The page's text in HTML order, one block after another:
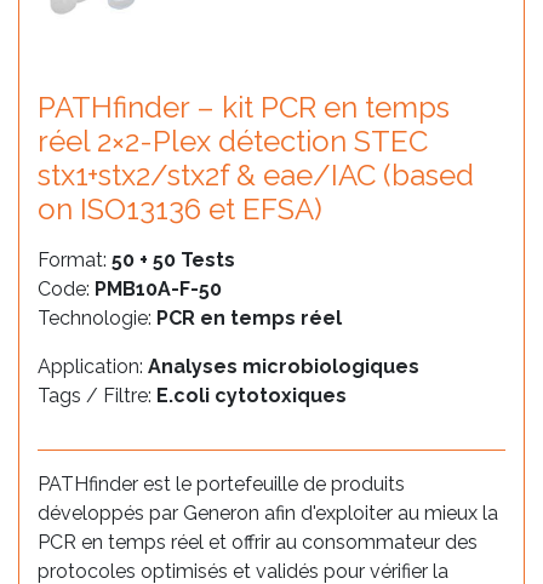
PATHfinder – kit PCR en temps
réel 2×2-Plex détection STEC
stx1+stx2/stx2f & eae/IAC (based
on ISO13136 et EFSA)
Format: 50 + 50 Tests
Code: PMB10A-F-50
Technologie: PCR en temps réel
Application: Analyses microbiologiques
Tags / Filtre: E.coli cytotoxiques
PATHfinder est le portefeuille de produits
développés par Generon afin d'exploiter au mieux la
PCR en temps réel et offrir au consommateur des
protocoles optimisés et validés pour vérifier la